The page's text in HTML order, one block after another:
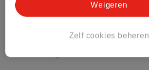
Bekijk ook
Alle Drop
Hoe controleren wij de reviews?
Zelf cookies beheren
Weigeren